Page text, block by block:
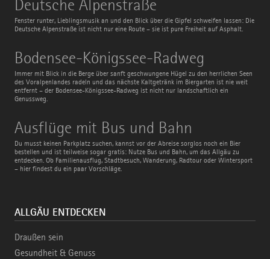
Deutsche Alpenstraße
Fenster runter, Lieblingsmusik an und den Blick über die Gipfel schweifen lassen: Die
Deutsche Alpenstraße ist nicht nur eine Route – sie ist pure Freiheit auf Asphalt.
Alpenstraße
Bodensee-Königssee-Radweg
Immer mit Blick in die Berge über sanft geschwungene Hügel zu den herrlichen Seen
des Voralpenlandes radeln und das nächste Kaltgetränk im Biergarten ist nie weit
entfernt – der Bodensee-Königssee-Radweg ist nicht nur landschaftlich ein
Genussweg.
Bodensee-
Königssee-
Radweg
Ausflüge mit Bus und Bahn
Du musst keinen Parkplatz suchen, kannst vor der Abreise sorglos noch ein Bier
bestellen und ist teilweise sogar gratis: Nutze Bus und Bahn, um das Allgäu zu
entdecken. Ob Familienausflug, Stadtbesuch, Wanderung, Radtour oder Wintersport
– hier findest du ein paar Vorschläge.
Ausflüge
mit
Bus
und
Bahn
ALLGÄU ENTDECKEN
Draußen sein
Gesundheit & Genuss